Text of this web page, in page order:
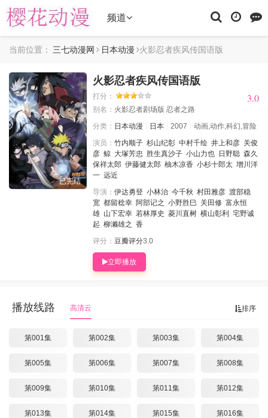
频道
当前位置： 三七动漫网 日本动漫 火影忍者疾风传国语版
已完结
火影忍者疾风传国语版
打分： 3.0
别名： 火影忍者剧场版 忍者之路
分类： 日本动漫 日本 2007
动画,动作,科幻,冒险
演员： 竹内顺子 杉山纪彰 中村千绘 井上和彦 关俊
彦 鲸 大塚芳忠 胜生真沙子 小山力也 日野聪 森久
保祥太郎 伊藤健太郎 柚木凉香 小杉十郎太 增川洋
一 远近
导演： 伊达勇登 小林治 今千秋 村田雅彦 渡部稳
宽 都留稔幸 阿部记之 小野胜巳 关田修 富永恒
雄 山下宏幸 若林厚史 菱川直树 横山彰利
宅野诚
起 柳濑雄之 香
评分： 豆瓣评分3.0
立即播放
排序
播放线路 高清云
第001集 第002集 第003集 第004集
第005集 第006集 第007集 第008集
第009集 第010集 第011集 第012集
第013集 第014集 第015集 第016集